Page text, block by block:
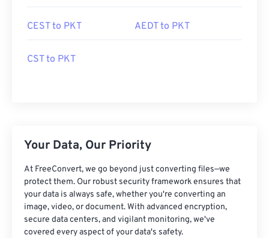
CEST to PKT AEDT to PKT
CST to PKT
Your Data, Our Priority
At FreeConvert, we go beyond just converting files—we
protect them. Our robust security framework ensures that
your data is always safe, whether you're converting an
image, video, or document. With advanced encryption,
secure data centers, and vigilant monitoring, we've
covered every aspect of your data's safety.